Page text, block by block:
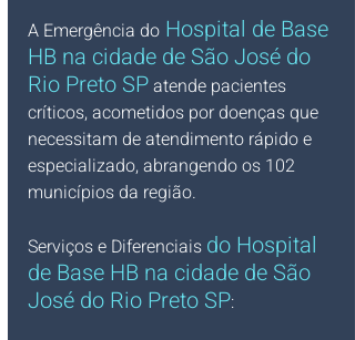
A Emergência do Hospital de Base
HB na cidade de São José do
Rio Preto SP atende pacientes
críticos, acometidos por doenças que
necessitam de atendimento rápido e
especializado, abrangendo os 102
municípios da região.
Serviços e Diferenciais do Hospital
de Base HB na cidade de São
José do Rio Preto SP: